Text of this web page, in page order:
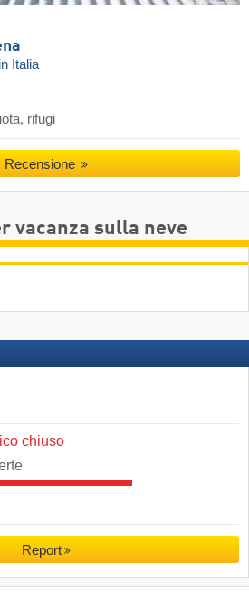
in Italia
rifugi
Recensione
vacanza sulla neve
chiuso
Report